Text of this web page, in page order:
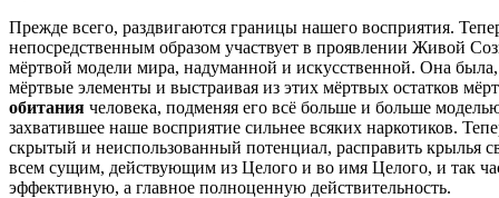
Прежде всего, раздвигаются границы нашего восприятия.
непосредственным образом участвует в проявлении Живой
мёртвой модели мира, надуманной и искусственной. Она
мёртвые элементы и выстраивая из этих мёртвых остатков
обитания человека, подменяя его всё больше и больше
захватившее наше восприятие сильнее всяких наркотиков.
скрытый и неиспользованный потенциал, расправить крылья
всем сущим, действующим из Целого и во имя Целого, и так
эффективную, а главное полноценную действительность.